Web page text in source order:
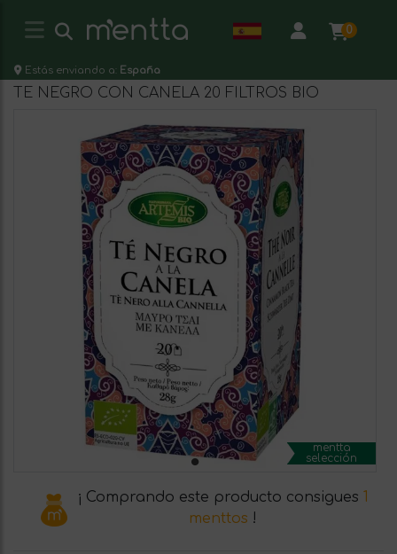
0
Estás enviando a: España
TE NEGRO CON CANELA 20 FILTROS BIO
mentta
selección
¡ Comprando este producto consigues 1
menttos !